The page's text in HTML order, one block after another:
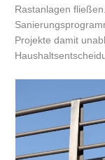
Rastanlagen
Projekte damit